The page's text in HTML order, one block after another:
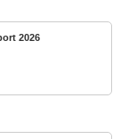
2026